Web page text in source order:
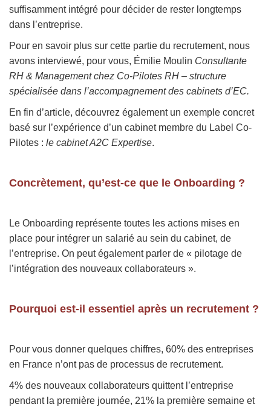
suffisamment intégré pour décider de rester longtemps
dans l’entreprise.
Pour en savoir plus sur cette partie du recrutement, nous
avons interviewé, pour vous, Émilie Moulin Consultante
RH & Management chez Co-Pilotes RH – structure
spécialisée dans l’accompagnement des cabinets d’EC.
En fin d’article, découvrez également un exemple concret
basé sur l’expérience d’un cabinet membre du Label Co-
Pilotes : le cabinet A2C Expertise.
Concrètement, qu’est-ce que le Onboarding ?
Le Onboarding représente toutes les actions mises en
place pour intégrer un salarié au sein du cabinet, de
l’entreprise. On peut également parler de « pilotage de
l’intégration des nouveaux collaborateurs ».
Pourquoi est-il essentiel après un recrutement ?
Pour vous donner quelques chiffres, 60% des entreprises
en France n’ont pas de processus de recrutement.
4% des nouveaux collaborateurs quittent l’entreprise
pendant la première journée, 21% la première semaine et